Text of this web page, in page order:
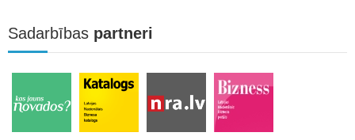
Sadarbības partneri